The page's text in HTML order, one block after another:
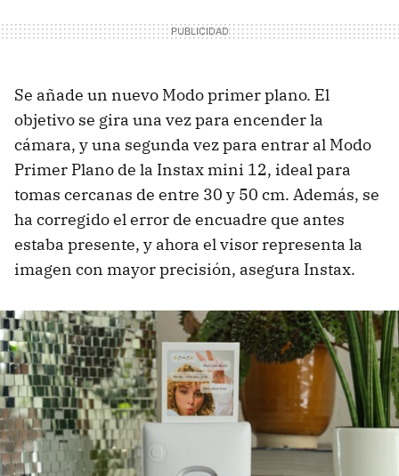
Se añade un nuevo Modo primer plano. El
objetivo se gira una vez para encender la
cámara, y una segunda vez para entrar al Modo
Primer Plano de la Instax mini 12, ideal para
tomas cercanas de entre 30 y 50 cm. Además, se
ha corregido el error de encuadre que antes
estaba presente, y ahora el visor representa la
imagen con mayor precisión, asegura Instax.